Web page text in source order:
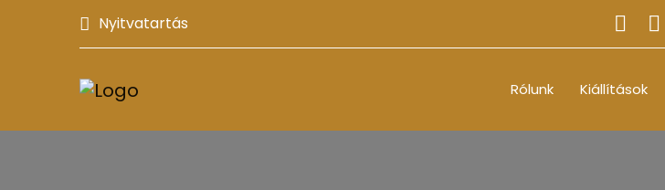
Nyitvatartás
Rólunk Kiállítások